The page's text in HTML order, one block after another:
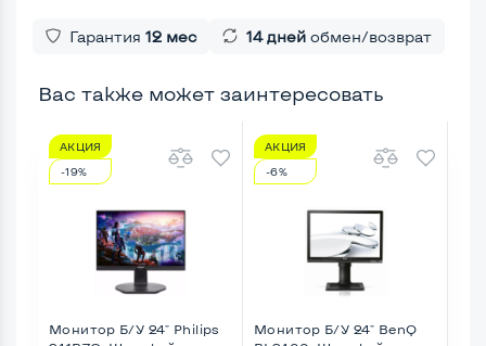
Гарантия 12 мес 14 дней обмен/возврат
Вас также может заинтересовать
АКЦИЯ
-19%
Монитор Б/У 24" Philips
АКЦИЯ
-6%
Монитор Б/У 24" BenQ